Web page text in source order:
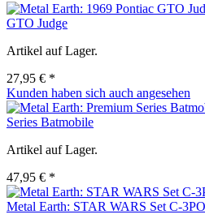
GTO Judge
Artikel auf Lager.
27,95 € *
Kunden haben sich auch angesehen
Series Batmobile
Artikel auf Lager.
47,95 € *
Metal Earth: STAR WARS Set C-